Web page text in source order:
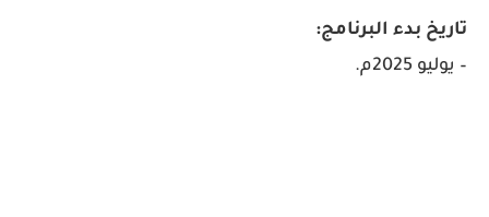
تاريخ بدء البرنامج:
– يوليو 2025م.